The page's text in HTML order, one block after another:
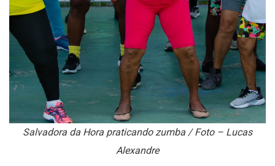
Salvadora da Hora praticando zumba / Foto – Lucas
Alexandre